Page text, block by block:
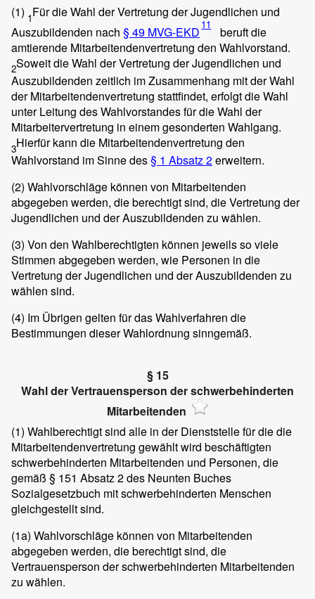
(1) 1Für die Wahl der Vertretung der Jugendlichen und
Auszubildenden nach § 49 MVG-EKD 11
beruft die
amtierende Mitarbeitendenvertretung den Wahlvorstand.
2Soweit die Wahl der Vertretung der Jugendlichen und
Auszubildenden zeitlich im Zusammenhang mit der Wahl
der Mitarbeitendenvertretung stattfindet, erfolgt die Wahl
unter Leitung des Wahlvorstandes für die Wahl der
Mitarbeitervertretung in einem gesonderten Wahlgang.
3Hierfür kann die Mitarbeitendenvertretung den
Wahlvorstand im Sinne des§ 1 Absatz 2erweitern.
(2) Wahlvorschläge können von Mitarbeitenden
abgegeben werden, die berechtigt sind, die Vertretung der
Jugendlichen und der Auszubildenden zu wählen.
(3) Von den Wahlberechtigten können jeweils so viele
Stimmen abgegeben werden, wie Personen in die
Vertretung der Jugendlichen und der Auszubildenden zu
wählen sind.
(4) Im Übrigen gelten für das Wahlverfahren die
Bestimmungen dieser Wahlordnung sinngemäß.
§ 15
Wahl der Vertrauensperson der schwerbehinderten
Mitarbeitenden
(1) Wahlberechtigt sind alle in der Dienststelle für die die
Mitarbeitendenvertretung gewählt wird beschäftigten
schwerbehinderten Mitarbeitenden und Personen, die
gemäß § 151 Absatz 2 des Neunten Buches
Sozialgesetzbuch mit schwerbehinderten Menschen
gleichgestellt sind.
(1a) Wahlvorschläge können von Mitarbeitenden
abgegeben werden, die berechtigt sind, die
Vertrauensperson der schwerbehinderten Mitarbeitenden
zu wählen.